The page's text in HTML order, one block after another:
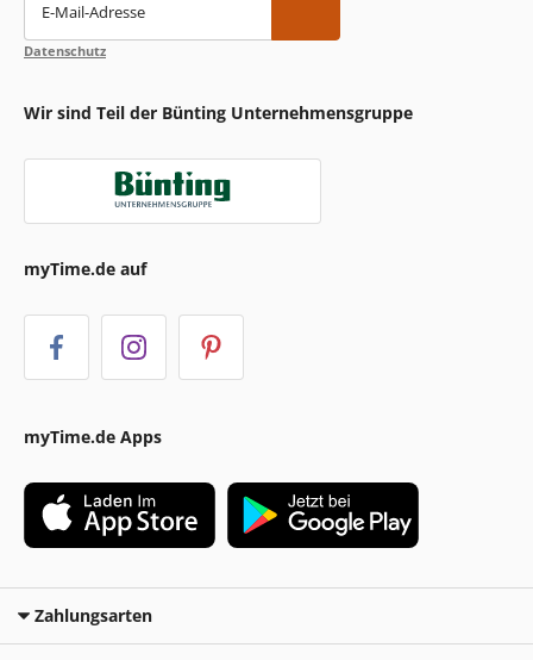
E-Mail-Adresse
Datenschutz
Wir sind Teil der Bünting Unternehmensgruppe
myTime.de auf
myTime.de Apps
Zahlungsarten